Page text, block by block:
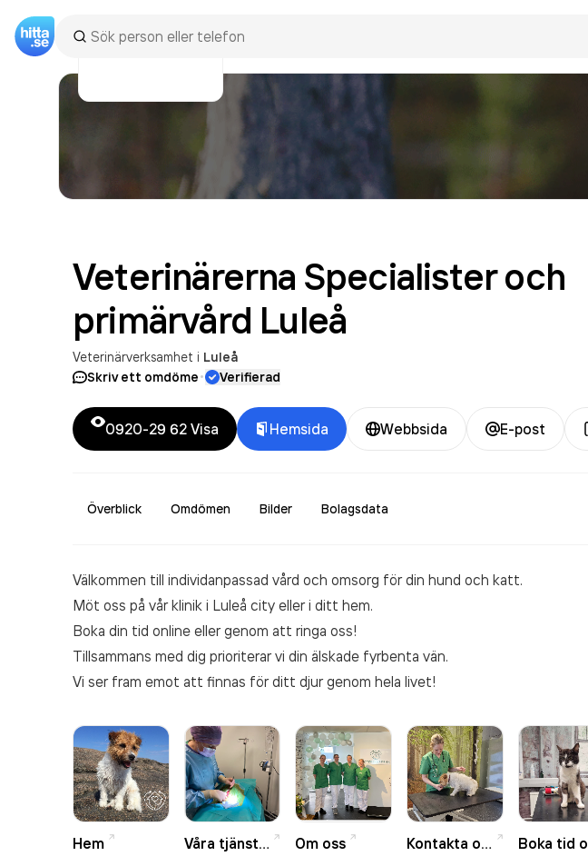
Veterinärerna Specialister och
primärvård Luleå
Veterinärverksamhet i Luleå
Skriv ett omdöme· Verifierad
0920-29 62 Visa Hemsida Webbsida E-post
Överblick Omdömen Bilder Bolagsdata
Välkommen till individanpassad vård och omsorg för din hund och katt.
Möt oss på vår klinik i Luleå city eller i ditt hem.
Boka din tid online eller genom att ringa oss!
Tillsammans med dig prioriterar vi din älskade fyrbenta vän.
Vi ser fram emot att finnas för ditt djur genom hela livet!
Hem Våra tjänster Om oss Kontakta oss